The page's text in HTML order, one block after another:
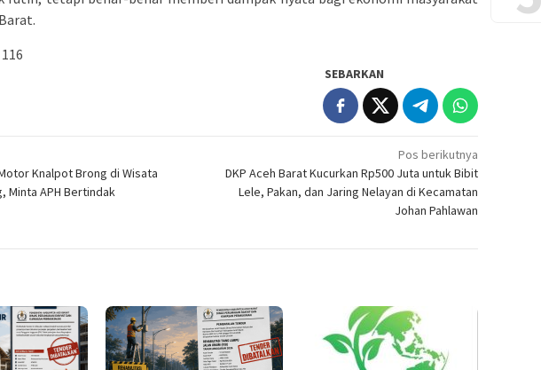
116
SEBARKAN
Knalpot Brong di Wisata
Minta APH Bertindak
Pos berikutnya
DKP Aceh Barat Kucurkan Rp500 Juta untuk Bibit
Lele, Pakan, dan Jaring Nelayan di Kecamatan
Johan Pahlawan